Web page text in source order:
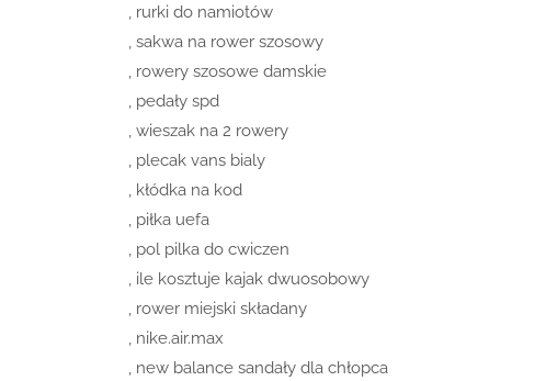
, rurki do namiotów
, sakwa na rower szosowy
, rowery szosowe damskie
, pedały spd
, wieszak na 2 rowery
, plecak vans bialy
, kłódka na kod
, piłka uefa
, pol pilka do cwiczen
, ile kosztuje kajak dwuosobowy
, rower miejski składany
, nike.air.max
, new balance sandały dla chłopca